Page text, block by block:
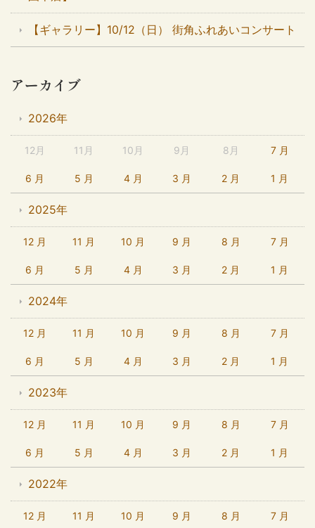
【ギャラリー】10/12（日） 街角ふれあいコンサート
アーカイブ
2026年
12月 11月 10月 9月 8月 7 月
6 月 5 月 4 月 3 月 2 月 1 月
2025年
12 月 11 月 10 月 9 月 8 月 7 月
6 月 5 月 4 月 3 月 2 月 1 月
2024年
12 月 11 月 10 月 9 月 8 月 7 月
6 月 5 月 4 月 3 月 2 月 1 月
2023年
12 月 11 月 10 月 9 月 8 月 7 月
6 月 5 月 4 月 3 月 2 月 1 月
2022年
12 月 11 月 10 月 9 月 8 月 7 月